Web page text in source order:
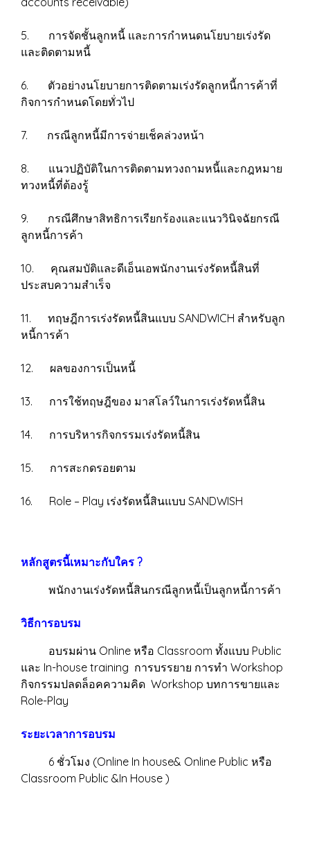
5. การจัดชั้นลูกหนี้ และการกำหนดนโยบายเร่งรัด
และติดตามหนี้
6. ตัวอย่างนโยบายการติดตามเร่งรัดลูกหนี้การค้าที่
กิจการกำหนดโดยทั่วไป
7. กรณีลูกหนี้มีการจ่ายเช็คล่วงหน้า
8. แนวปฏิบัติในการติดตามทวงถามหนี้และกฎหมาย
ทวงหนี้ที่ต้องรู้
9. กรณีศึกษาสิทธิการเรียกร้องและแนววินิจฉัยกรณี
ลูกหนี้การค้า
10. คุณสมบัติและดีเอ็นเอพนักงานเร่งรัดหนี้สินที่
ประสบความสำเร็จ
11. ทฤษฎีการเร่งรัดหนี้สินแบบ SANDWICH สำหรับลูก
หนี้การค้า
12. ผลของการเป็นหนี้
13. การใช้ทฤษฎีของ มาสโลว์ในการเร่งรัดหนี้สิน
14. การบริหารกิจกรรมเร่งรัดหนี้สิน
15. การสะกดรอยตาม
16. Role – Play เร่งรัดหนี้สินแบบ SANDWISH
หลักสูตรนี้เหมาะกับใคร ?
พนักงานเร่งรัดหนี้สินกรณีลูกหนี้เป็นลูกหนี้การค้า
วิธีการอบรม
อบรมผ่าน Online หรือ Classroom ทั้งแบบ Public
และ In-house training การบรรยาย การทำ Workshop
กิจกรรมปลดล็อคความคิด Workshop บทการขายและ
Role-Play
ระยะเวลาการอบรม
6 ชั่วโมง (Online In house& Online Public หรือ
Classroom Public &In House )